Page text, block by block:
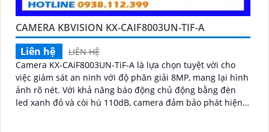
CAMERA KBVISION KX-CAIF8003UN-TIF-A
Liên hệ
LIÊN HỆ
Camera KX-CAiF8003UN-TiF-A là lựa chọn tuyệt vời cho
việc giám sát an ninh với độ phân giải 8MP, mang lại hình
ảnh rõ nét. Với khả năng báo động chủ động bằng đèn
led xanh đỏ và còi hú 110dB, camera đảm bảo phát hiện